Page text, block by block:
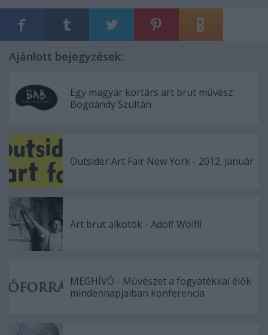
Ajánlott bejegyzések:
Egy magyar kortárs art brut művész:
Bogdándy Szultán
Outsider Art Fair New York - 2012. január
Art brut alkotók - Adolf Wölfli
MEGHÍVÓ - Művészet a fogyatékkal élők
mindennapjaiban konferencia